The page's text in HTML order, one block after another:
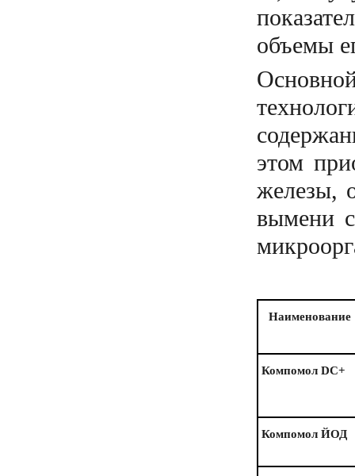
объемы
этом
железы,
вымени
Наименование
Компомол DC+
Компомол ЙОД